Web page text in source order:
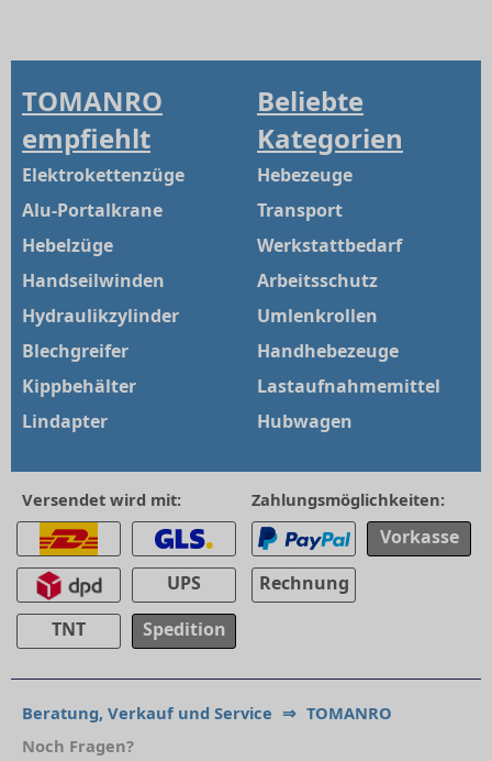
TOMANRO
empfiehlt
Elektrokettenzüge
Alu-Portalkrane
Hebelzüge
Handseilwinden
Hydraulikzylinder
Blechgreifer
Kippbehälter
Lindapter
Beliebte
Kategorien
Hebezeuge
Transport
Werkstattbedarf
Arbeitsschutz
Umlenkrollen
Handhebezeuge
Lastaufnahmemittel
Hubwagen
Versendet wird mit:
UPS
TNT
Spedition
Zahlungsmöglichkeiten:
Vorkasse
Rechnung
Beratung, Verkauf und Service ⇒ TOMANRO
Noch Fragen?